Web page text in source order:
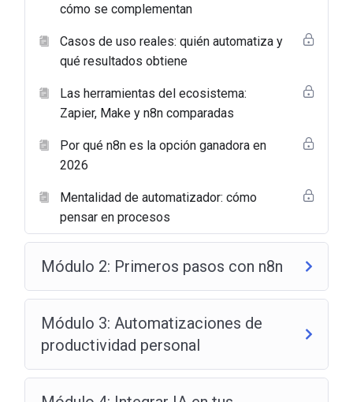
cómo se complementan
Casos de uso reales: quién automatiza y
qué resultados obtiene
Las herramientas del ecosistema:
Zapier, Make y n8n comparadas
Por qué n8n es la opción ganadora en
2026
Mentalidad de automatizador: cómo
pensar en procesos
Módulo 2: Primeros pasos con n8n
Módulo 3: Automatizaciones de
productividad personal